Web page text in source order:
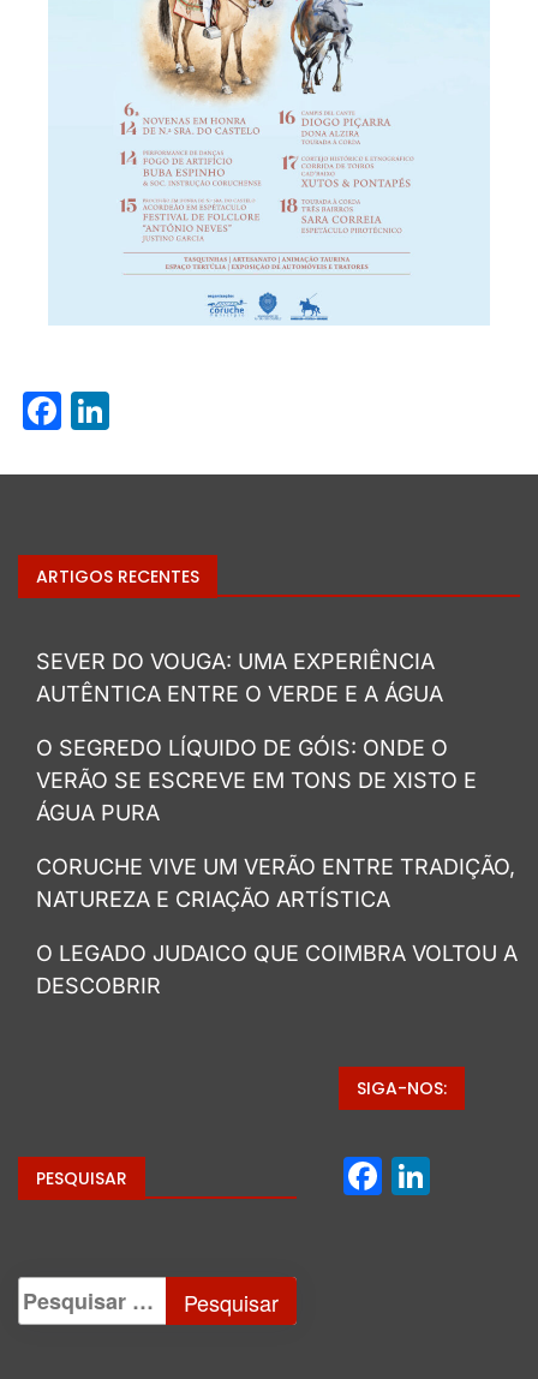
Facebook
ARTIGOS RECENTES
SEVER DO VOUGA: UMA EXPERIÊNCIA
AUTÊNTICA ENTRE O VERDE E A ÁGUA
O SEGREDO LÍQUIDO DE GÓIS: ONDE O
VERÃO SE ESCREVE EM TONS DE XISTO E
ÁGUA PURA
CORUCHE VIVE UM VERÃO ENTRE TRADIÇÃO,
NATUREZA E CRIAÇÃO ARTÍSTICA
O LEGADO JUDAICO QUE COIMBRA VOLTOU A
DESCOBRIR
PESQUISAR
SIGA-NOS: